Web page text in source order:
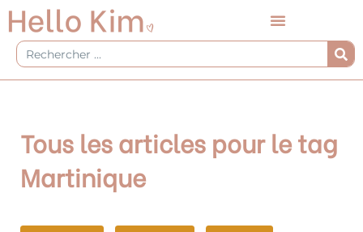
Aller
au
contenu
Rechercher
Tous les articles pour le tag
Martinique